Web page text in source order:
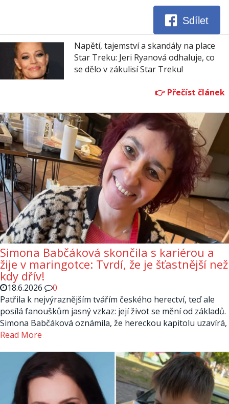
Sdílet
Napětí, tajemství a skandály na place
Star Treku: Jeri Ryanová odhaluje, co
se dělo v zákulisí Star Treku!
Simona Babčáková skončila s kariérou a
žije v maringotce: Tvrdí, že je šťastnější než
kdy dřív!
18.6.2026
0
Patřila k nejvýraznějším tvářím českého herectví, teď ale
posílá fanouškům jasný vzkaz: její život se mění od základů.
Simona Babčáková oznámila, že hereckou kapitolu uzavírá,
Read More